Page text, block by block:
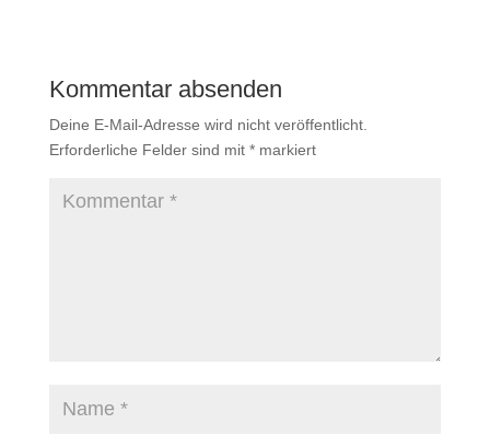
Kommentar absenden
Deine E-Mail-Adresse wird nicht veröffentlicht.
Erforderliche Felder sind mit *markiert